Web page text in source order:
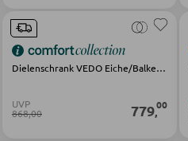
Couchtische
Dielenschrank VEDO Eiche/Balkeneiche-anthrazit
UVP
868,00 779,00